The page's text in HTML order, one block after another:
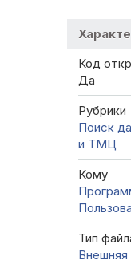
Код
Да
Рубрики
Поиск
и ТМЦ
Кому
Тип